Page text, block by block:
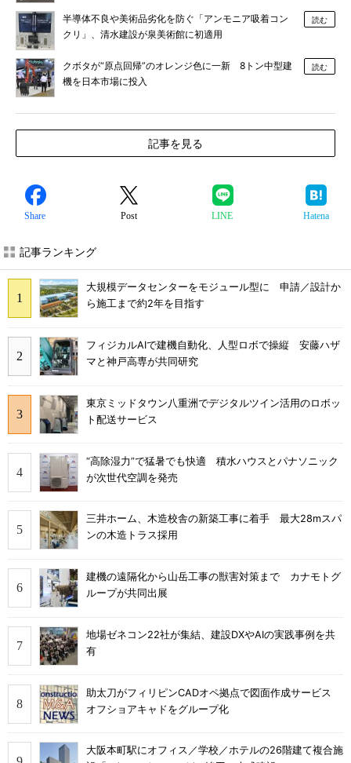
半導体不良や美術品劣化を防ぐ「アンモニア吸着コン
クリ」、清水建設が泉美術館に初適用
読む
クボタが“原点回帰”のオレンジ色に一新 8トン中型建
機を日本市場に投入
読む
記事を見る
Share Post LINE Hatena
記事ランキング
大規模データセンターをモジュール型に 申請／設計か
ら施工まで約2年を目指す
フィジカルAIで建機自動化、人型ロボで操縦 安藤ハザ
マと神戸高専が共同研究
東京ミッドタウン八重洲でデジタルツイン活用のロボッ
ト配送サービス
“高除湿力”で猛暑でも快適 積水ハウスとパナソニック
が次世代空調を発売
三井ホーム、木造校舎の新築工事に着手 最大28mスパ
ンの木造トラス採用
建機の遠隔化から山岳工事の獣害対策まで カナモトグ
ループが共同出展
地場ゼネコン22社が集結、建設DXやAIの実践事例を共
有
助太刀がフィリピンCADオペ拠点で図面作成サービス
オフショアキャドをグループ化
大阪本町駅にオフィス／学校／ホテルの26階建て複合施